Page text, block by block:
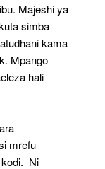
Majeshi ya
simba
kama
Mpango
hali
mrefu
kodi. Ni